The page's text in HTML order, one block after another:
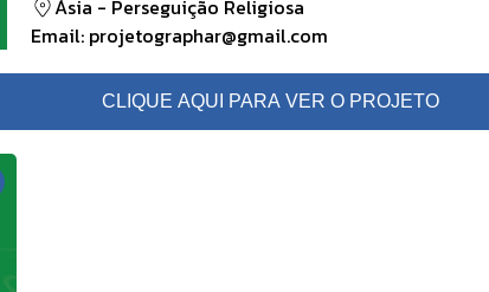
Ásia - Perseguição Religiosa
Email: projetographar@gmail.com
CLIQUE AQUI PARA VER O PROJETO